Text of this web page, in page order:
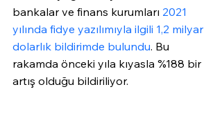
bankalar ve finans kurumları 2021
yılında fidye yazılımıyla ilgili 1,2 milyar
dolarlık bildirimde bulundu. Bu
rakamda önceki yıla kıyasla %188 bir
artış olduğu bildiriliyor.